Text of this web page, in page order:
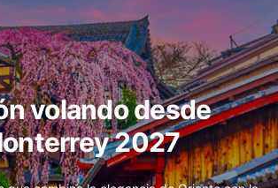
volando desde
2027